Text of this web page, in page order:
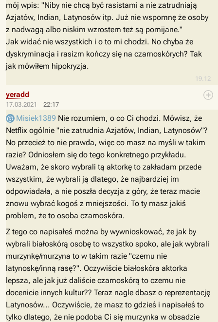
19.12
mój wpis: "Niby nie chcą być rasistami a nie zatrudniają
Azjatów, Indian, Latynosów itp. Już nie wspomnę że osoby
z nadwagą albo niskim wzrostem też są pomijane."
Jak widać nie wszystkich i o to mi chodzi. No chyba że
dyskryminacja i rasizm kończy się na czarnoskórych? Tak
jak mówiłem hipokryzja.
17.03.2021 22:17
yeradd
Misiek1389 Nie rozumiem, o co Ci chodzi. Mówisz, że
Netflix ogólnie "nie zatrudnia Azjatów, Indian, Latynosów"?
No przecież to nie prawda, więc co masz na myśli w takim
razie? Odniosłem się do tego konkretnego przykładu.
Uważam, że skoro wybrali tą aktorkę to zakładam przede
wszystkim, że wybrali ją dlatego, że najbardziej im
odpowiadała, a nie poszła decyzja z góry, że teraz macie
znowu wybrać kogoś z mniejszości. To ty masz jakiś
problem, że to osoba czarnoskóra.
Z tego co napisałeś można by wywnioskować, że jak by
wybrali białoskórą osobę to wszystko spoko, ale jak wybrali
murzynkę/murzyna to w takim razie "czemu nie
latynoskę/inną rasę?". Oczywiście białoskóra aktorka
lepsza, ale jak już daliście czarnoskórą to czemu nie
docenicie innych kultur?? Teraz nagle dbasz o reprezentację
Latynosów... Oczywiście, że masz to gdzieś i napisałeś to
tylko dlatego, że nie podoba Ci się murzynka w obsadzie